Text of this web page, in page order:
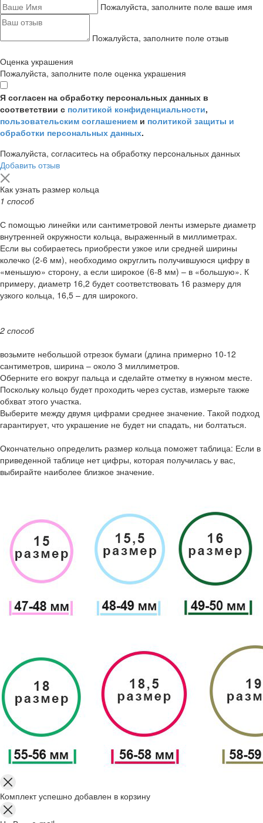
Пожалуйста, заполните поле ваше имя
Пожалуйста, заполните поле отзыв
Оценка украшения
Пожалуйста, заполните поле оценка украшения
Я согласен на обработку персональных данных в
соответствии с политикой конфиденциальности,
пользовательским соглашением и политикой защиты и
обработки персональных данных.
Пожалуйста, согласитесь на обработку персональных данных
Добавить отзыв
Как узнать размер кольца
1 способ
С помощью линейки или сантиметровой ленты измерьте диаметр
внутренней окружности кольца, выраженный в миллиметрах.
Если вы собираетесь приобрести узкое или средней ширины
колечко (2-6 мм), необходимо округлить получившуюся цифру в
«меньшую» сторону, а если широкое (6-8 мм) – в «большую». К
примеру, диаметр 16,2 будет соответствовать 16 размеру для
узкого кольца, 16,5 – для широкого.
2 способ
возьмите небольшой отрезок бумаги (длина примерно 10-12
сантиметров, ширина – около 3 миллиметров.
Оберните его вокруг пальца и сделайте отметку в нужном месте.
Поскольку кольцо будет проходить через сустав, измерьте также
обхват этого участка.
Выберите между двумя цифрами среднее значение. Такой подход
гарантирует, что украшение не будет ни спадать, ни болтаться.
Окончательно определить размер кольца поможет таблица: Если в
приведенной таблице нет цифры, которая получилась у вас,
выбирайте наиболее близкое значение.
Комплект успешно добавлен в корзину